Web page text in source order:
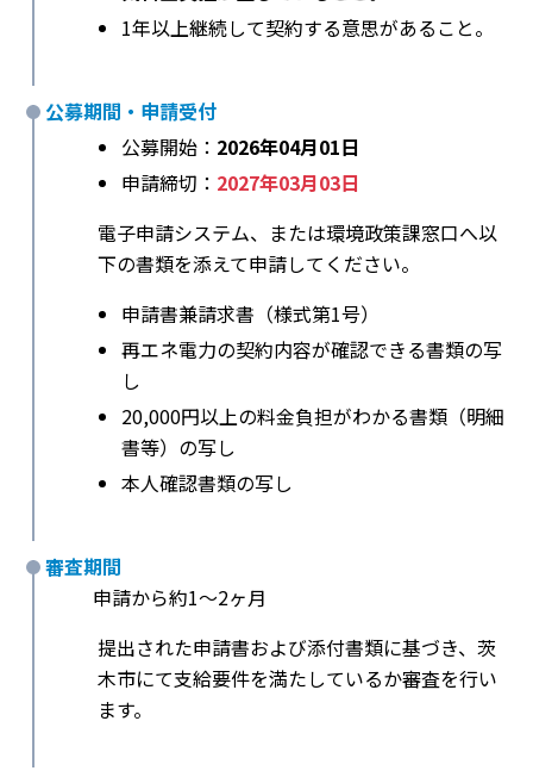
1年以上継続して契約する意思があること。
公募期間・申請受付
公募開始： 2026年04月01日
申請締切： 2027年03月03日
電子申請システム、または環境政策課窓口へ以
下の書類を添えて申請してください。
申請書兼請求書（様式第1号）
再エネ電力の契約内容が確認できる書類の写
し
20,000円以上の料金負担がわかる書類（明細
書等）の写し
本人確認書類の写し
審査期間
申請から約1〜2ヶ月
提出された申請書および添付書類に基づき、茨
木市にて支給要件を満たしているか審査を行い
ます。